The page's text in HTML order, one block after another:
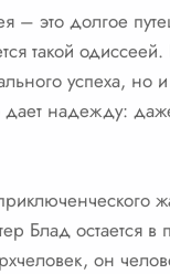
– это долгое
такой
успеха, но
дает надежду:
Блад остается в
он